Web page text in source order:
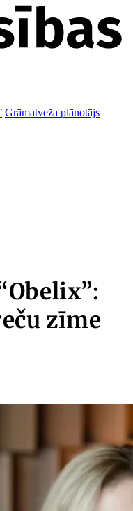
Grāmatveža plānotājs
zīme